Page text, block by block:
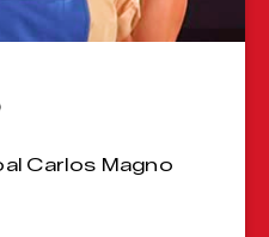
Carlos Magno